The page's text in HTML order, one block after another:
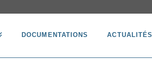
DOCUMENTATIONS ACTUALITÉS